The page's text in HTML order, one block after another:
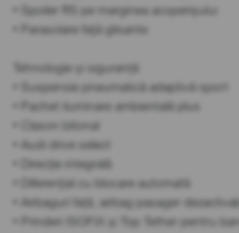
• Spoiler RS pe marginea acoperișului
• Parasolare față glisante
Tehnologie și siguranță
• Suspensie pneumatică adaptivă sport
• Pachet iluminare ambientală plus
• Claxon bitonal
• Audi drive select
• Direcție integrală
• Diferențial cu blocare automată
• Airbaguri față, airbag pasager
• Prinderi ISOFIX și Top Tether pentru